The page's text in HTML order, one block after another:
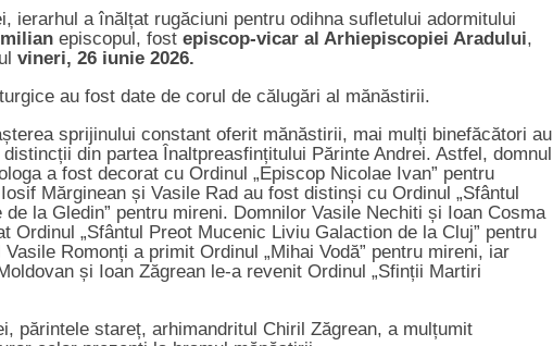
ierarhul a înălțat rugăciuni pentru odihna sufletului adormitului
episcopul, fost episcop-vicar al Arhiepiscopiei Aradului,
vineri, 26 iunie 2026.
au fost date de corul de călugări al mănăstirii.
sprijinului constant oferit mănăstirii, mai mulți binefăcători au
din partea Înaltpreasfințitului Părinte Andrei. Astfel, domnul
a fost decorat cu Ordinul „Episcop Nicolae Ivan” pentru
Mărginean și Vasile Rad au fost distinși cu Ordinul „Sfântul
de la Gledin” pentru mireni. Domnilor Vasile Nechiti și Ioan Cosma
Ordinul „Sfântul Preot Mucenic Liviu Galaction de la Cluj” pentru
Romonți a primit Ordinul „Mihai Vodă” pentru mireni, iar
și Ioan Zăgrean le-a revenit Ordinul „Sfinții Martiri
părintele stareț, arhimandritul Chiril Zăgrean, a mulțumit